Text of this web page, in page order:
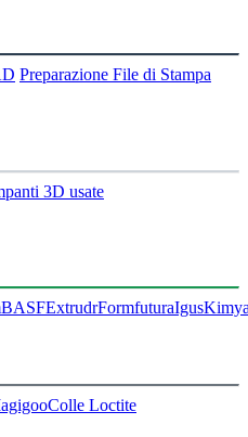
Preparazione File di Stampa
3D usate
BASFExtrudrFormfuturaIgus
Colle Loctite